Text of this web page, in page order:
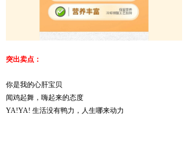
突出卖点：
你是我的心肝宝贝
闻鸡起舞，嗨起来的态度
YA!YA! 生活没有鸭力，人生哪来动力